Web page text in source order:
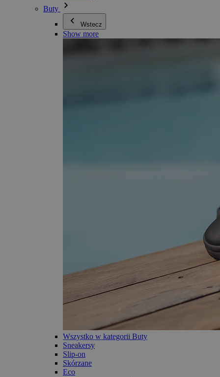
Buty
Wstecz
Show more
Wszystko w kategorii Buty
Sneakersy
Slip-on
Skórzane
Eco